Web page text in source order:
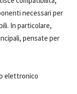
necessari per
In particolare,
pensate per
elettronico